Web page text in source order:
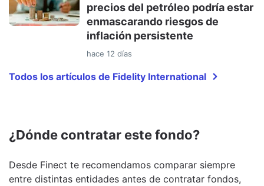
precios del petróleo podría estar
enmascarando riesgos de
inflación persistente
hace 12 días
Todos los artículos de Fidelity International
¿Dónde contratar este fondo?
Desde Finect te recomendamos comparar siempre
entre distintas entidades antes de contratar fondos,